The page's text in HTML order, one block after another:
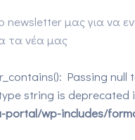
newsletter μας για να
τα νέα μας
Passing null
string is deprecated
portal/wp-includes/